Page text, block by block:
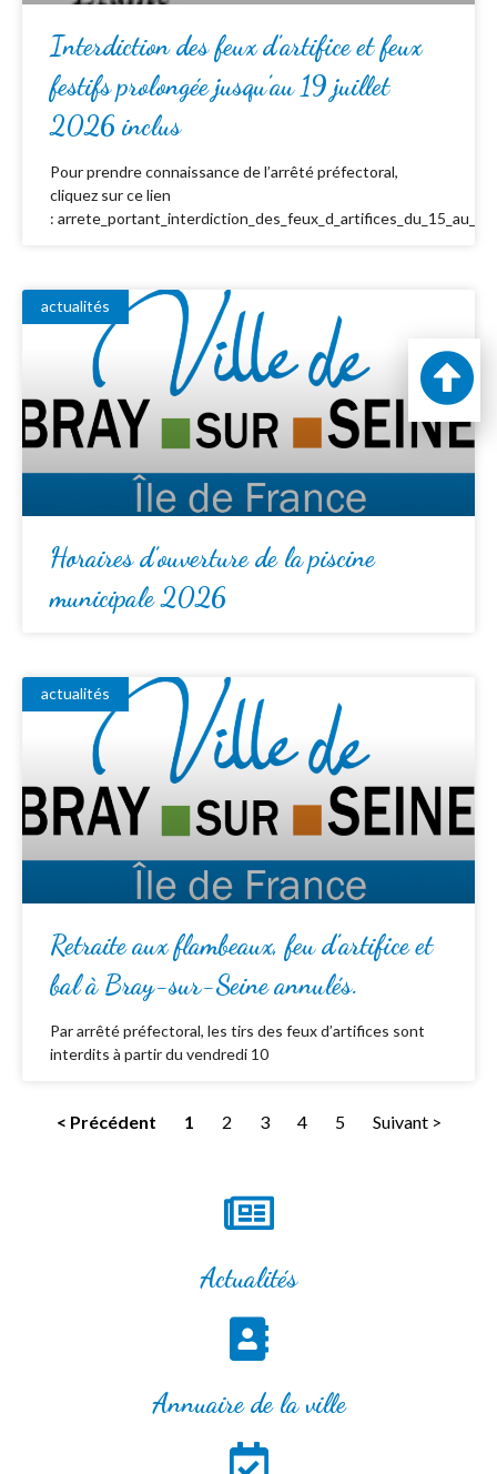
Interdiction des feux d’artifice et feux
festifs prolongée jusqu’au 19 juillet
2026 inclus
Pour prendre connaissance de l’arrêté préfectoral,
cliquez sur ce lien
:
actualités
Horaires d’ouverture de la piscine
municipale 2026
actualités
Retraite aux flambeaux, feu d’artifice et
bal à Bray-sur-Seine annulés.
Par arrêté préfectoral, les tirs des feux d’artifices sont
interdits à partir du vendredi 10
< Précédent 1 2 3 4 5 Suivant >
Actualités
Annuaire de la ville